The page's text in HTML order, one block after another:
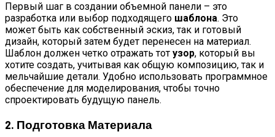
Первый шаг в создании объемной панели – это
разработка или выбор подходящего шаблона. Это
может быть как собственный эскиз, так и готовый
дизайн, который затем будет перенесен на материал.
Шаблон должен четко отражать тот узор, который вы
хотите создать, учитывая как общую композицию, так и
мельчайшие детали. Удобно использовать программное
обеспечение для моделирования, чтобы точно
спроектировать будущую панель.
2. Подготовка Материала